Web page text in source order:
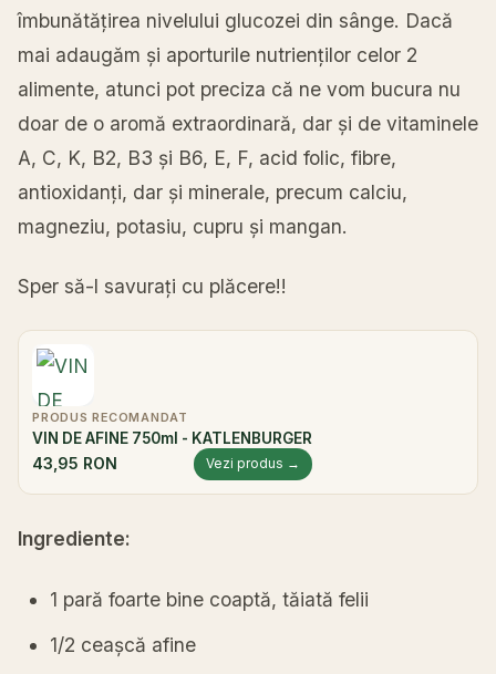
îmbunătățirea nivelului glucozei din sânge. Dacă
mai adaugăm și aporturile nutrienților celor 2
alimente, atunci pot preciza că ne vom bucura nu
doar de o aromă extraordinară, dar și de vitaminele
A, C, K, B2, B3 și B6, E, F, acid folic, fibre,
antioxidanți, dar și minerale, precum calciu,
magneziu, potasiu, cupru și mangan.
Sper să-l savurați cu plăcere!!
PRODUS RECOMANDAT
VIN DE AFINE 750ml - KATLENBURGER
43,95 RON Vezi produs →
Ingrediente:
1 pară foarte bine coaptă, tăiată felii
1/2 ceașcă afine